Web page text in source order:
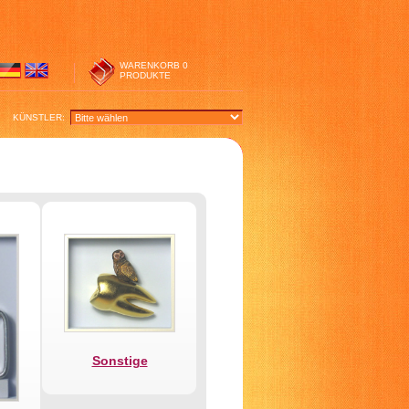
WARENKORB 0
PRODUKTE
KÜNSTLER:
Sonstige